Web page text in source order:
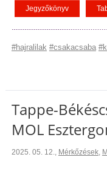
Jegyzőkönyv
#hajralilak #csakacsaba
Tappe-
MOL
2025. 05. 12., Mérkőzések,